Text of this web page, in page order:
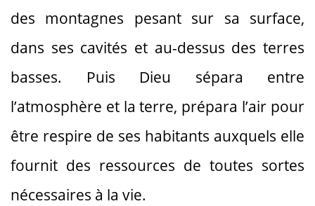
des montagnes pesant sur sa surface,
dans ses cavités et au-dessus des terres
basses. Puis Dieu sépara entre
l’atmosphère et la terre, prépara l’air pour
être respire de ses habitants auxquels elle
fournit des ressources de toutes sortes
nécessaires à la vie.